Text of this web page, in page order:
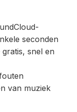
seconden
snel en
van muziek